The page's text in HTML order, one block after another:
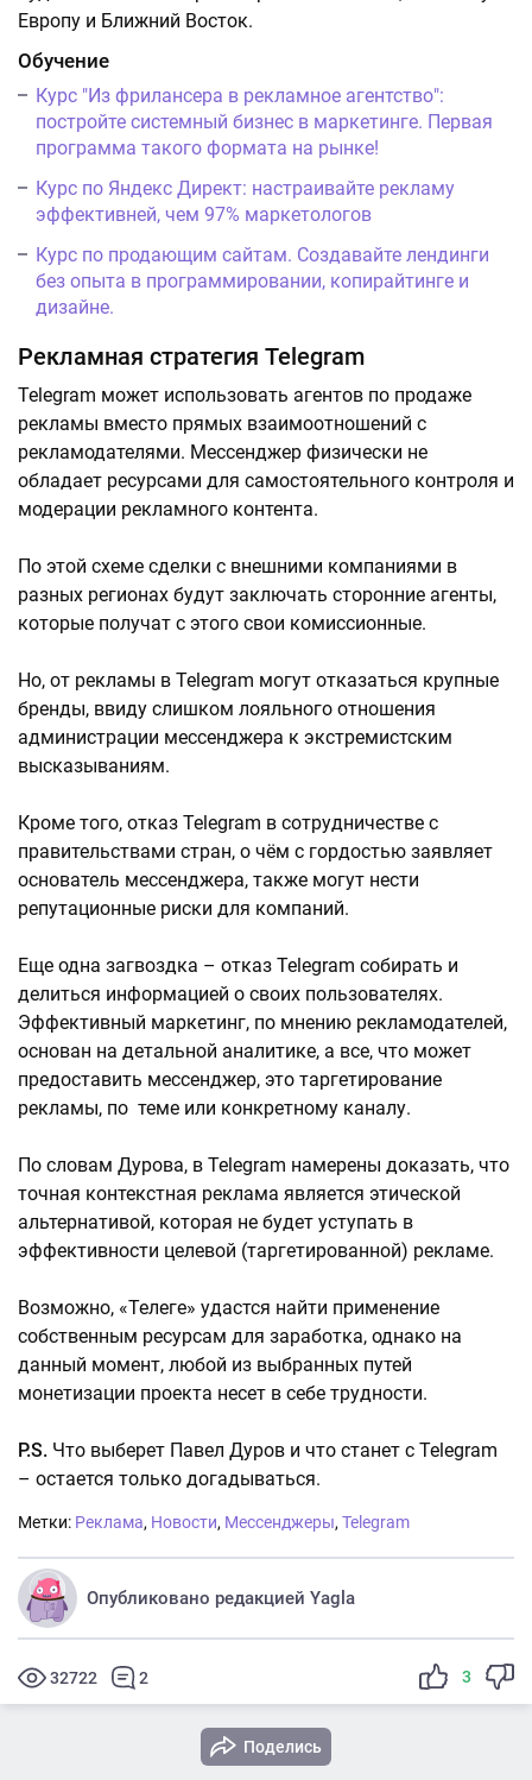
Европу и Ближний Восток.
Обучение
Курс "Из фрилансера в рекламное агентство":
постройте системный бизнес в маркетинге. Первая
программа такого формата на рынке!
Курс по Яндекс Директ: настраивайте рекламу
эффективней, чем 97% маркетологов
Курс по продающим сайтам. Создавайте лендинги
без опыта в программировании, копирайтинге и
дизайне.
Рекламная стратегия Telegram
Telegram может использовать агентов по продаже
рекламы вместо прямых взаимоотношений с
рекламодателями. Мессенджер физически не
обладает ресурсами для самостоятельного контроля и
модерации рекламного контента.
По этой схеме сделки с внешними компаниями в
разных регионах будут заключать сторонние агенты,
которые получат с этого свои комиссионные.
Но, от рекламы в Telegram могут отказаться крупные
бренды, ввиду слишком лояльного отношения
администрации мессенджера к экстремистским
высказываниям.
Кроме того, отказ Telegram в сотрудничестве с
правительствами стран, о чём с гордостью заявляет
основатель мессенджера, также могут нести
репутационные риски для компаний.
Еще одна загвоздка – отказ Telegram собирать и
делиться информацией о своих пользователях.
Эффективный маркетинг, по мнению рекламодателей,
основан на детальной аналитике, а все, что может
предоставить мессенджер, это таргетирование
рекламы, по теме или конкретному каналу.
По словам Дурова, в Telegram намерены доказать, что
точная контекстная реклама является этической
альтернативой, которая не будет уступать в
эффективности целевой (таргетированной) рекламе.
Возможно, «Телеге» удастся найти применение
собственным ресурсам для заработка, однако на
данный момент, любой из выбранных путей
монетизации проекта несет в себе трудности.
P.S. Что выберет Павел Дуров и что станет с Telegram
– остается только догадываться.
Метки: Реклама, Новости, Мессенджеры, Telegram
Опубликовано редакцией Yagla
32722 2 3
Поделись